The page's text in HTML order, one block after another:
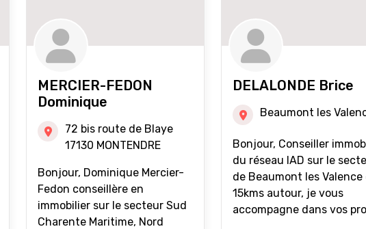
MERCIER-FEDON
Dominique
72 bis route de Blaye
17130 MONTENDRE
Bonjour, Dominique Mercier-
Fedon conseillère en
immobilier sur le secteur Sud
Charente Maritime, Nord
DELALONDE Brice
Beaumont les
Bonjour, Conseiller immobilier
du réseau IAD sur le
de Beaumont les Valence
15kms autour, je vous
accompagne dans vos